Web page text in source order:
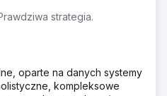
strategia.
oparte na danych systemy
kompleksowe